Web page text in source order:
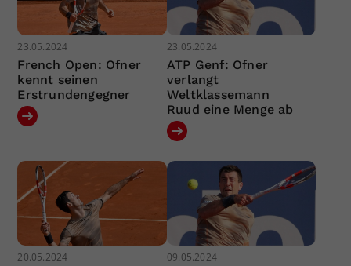
23.05.2024
French Open: Ofner
kennt seinen
Erstrundengegner
23.05.2024
ATP Genf: Ofner
verlangt
Weltklassemann
Ruud eine Menge ab
20.05.2024 09.05.2024